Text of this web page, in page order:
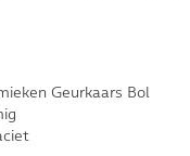
Geurkaars Bol